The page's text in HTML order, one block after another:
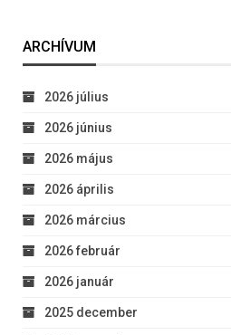
ARCHÍVUM
2026 július
2026 június
2026 május
2026 április
2026 március
2026 február
2026 január
2025 december